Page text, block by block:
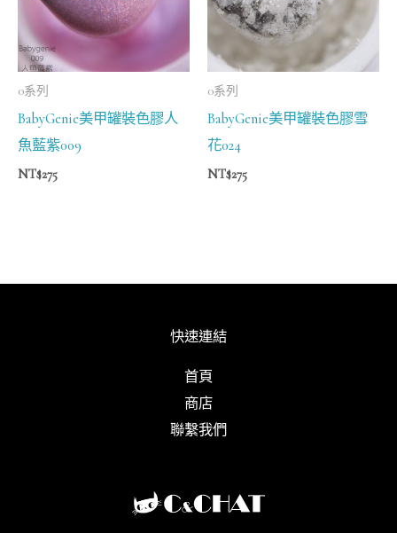
0系列
BabyGenie美甲罐裝色膠人
魚藍紫009
NT$275
0系列
BabyGenie美甲罐裝色膠雪
花024
NT$275
快速連結
首頁
商店
聯繫我們